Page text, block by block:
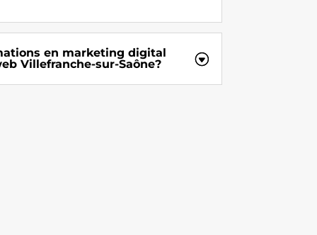
en marketing digital
Villefranche-sur-Saône?